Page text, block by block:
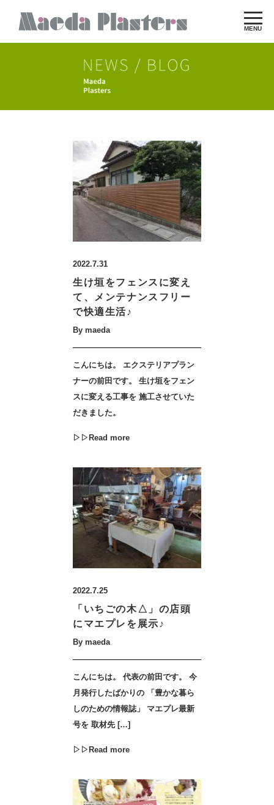
MENU
2022.7.31
生け垣をフェンスに変え
て、メンテナンスフリー
で快適生活♪
By maeda
こんにちは。 エクステリアプラン
ナーの前田です。 生け垣をフェン
スに変える工事を 施工させていた
だきました。
▷▷Read more
2022.7.25
「いちごの木△」の店頭
にマエプレを展示♪
By maeda
こんにちは。 代表の前田です。 今
月発行したばかりの 「豊かな暮ら
しのための情報誌」 マエプレ最新
号を 取材先 […]
▷▷Read more